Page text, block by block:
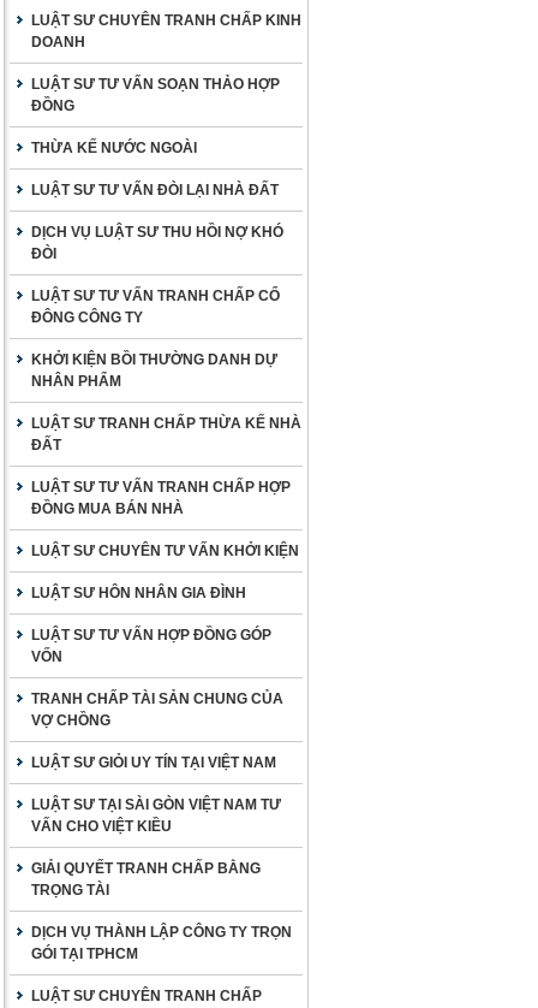
LUẬT SƯ CHUYÊN TRANH CHẤP KINH
DOANH
LUẬT SƯ TƯ VẤN SOẠN THẢO HỢP
ĐỒNG
THỪA KẾ NƯỚC NGOÀI
LUẬT SƯ TƯ VẤN ĐÒI LẠI NHÀ ĐẤT
DỊCH VỤ LUẬT SƯ THU HỒI NỢ KHÓ
ĐÒI
LUẬT SƯ TƯ VẤN TRANH CHẤP CỔ
ĐÔNG CÔNG TY
KHỞI KIỆN BỒI THƯỜNG DANH DỰ
NHÂN PHẨM
LUẬT SƯ TRANH CHẤP THỪA KẾ NHÀ
ĐẤT
LUẬT SƯ TƯ VẤN TRANH CHẤP HỢP
ĐỒNG MUA BÁN NHÀ
LUẬT SƯ CHUYÊN TƯ VẤN KHỞI KIỆN
LUẬT SƯ HÔN NHÂN GIA ĐÌNH
LUẬT SƯ TƯ VẤN HỢP ĐỒNG GÓP
VỐN
TRANH CHẤP TÀI SẢN CHUNG CỦA
VỢ CHỒNG
LUẬT SƯ GIỎI UY TÍN TẠI VIỆT NAM
LUẬT SƯ TẠI SÀI GÒN VIỆT NAM TƯ
VẤN CHO VIỆT KIỀU
GIẢI QUYẾT TRANH CHẤP BẰNG
TRỌNG TÀI
DỊCH VỤ THÀNH LẬP CÔNG TY TRỌN
GÓI TẠI TPHCM
LUẬT SƯ CHUYÊN TRANH CHẤP